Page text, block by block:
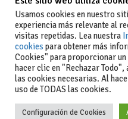
de uso
-Política de
privacidad
-Política de
cookies
-
Usamos cookies en nuestro
experiencia más relevante al
visitas repetidas. Lea nuestra
cookies para obtener más
Cookies" para proporcionar
hacer clic en "Rechazar
las cookies necesarias. Al
uso de TODAS las cookies.
Configuración de Cookies